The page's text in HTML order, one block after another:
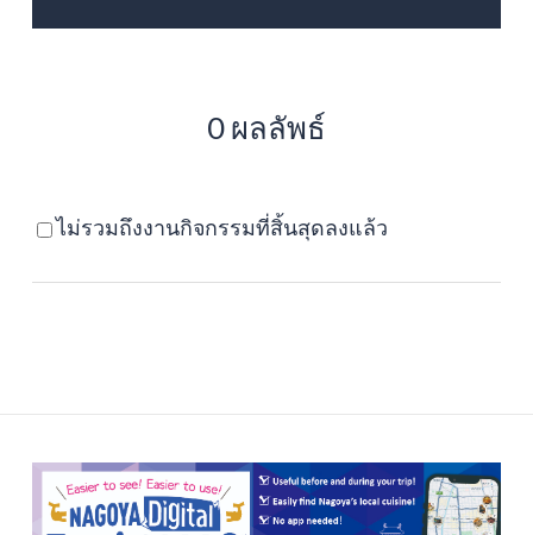
0 ผลลัพธ์
ไม่รวมถึงงานกิจกรรมที่สิ้นสุดลงแล้ว